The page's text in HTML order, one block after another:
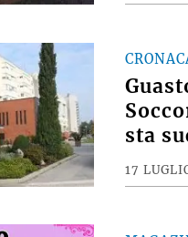
sta
17